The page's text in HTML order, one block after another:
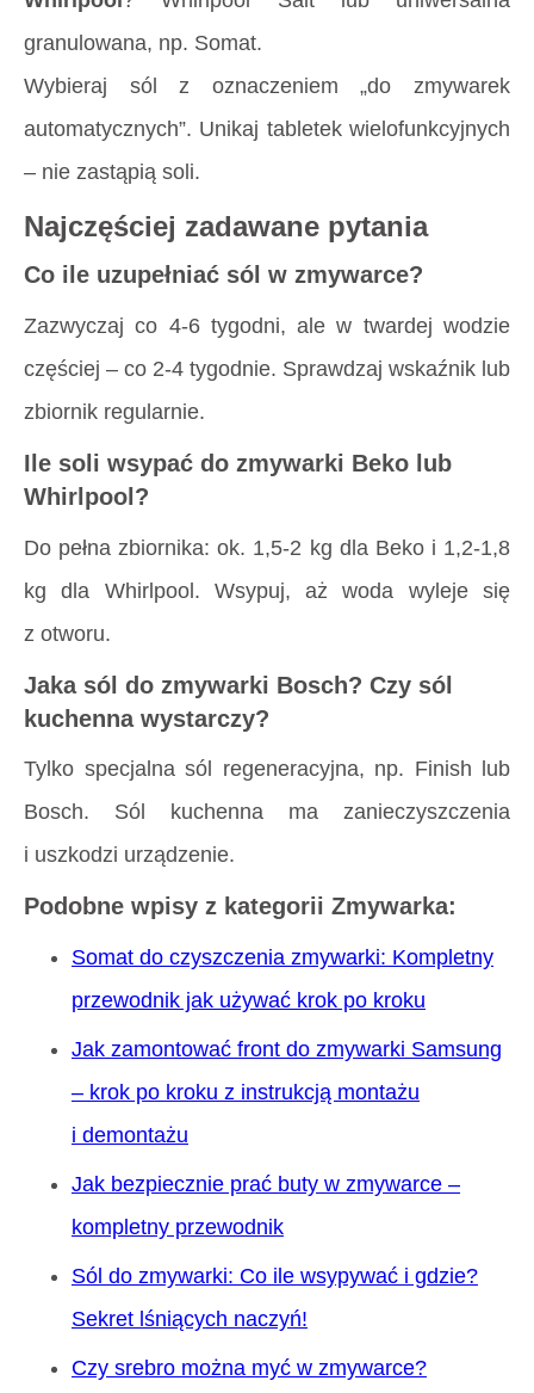
granulowana, np. Somat.
Wybieraj sól z oznaczeniem „do zmywarek
automatycznych”. Unikaj tabletek wielofunkcyjnych
– nie zastąpią soli.
Najczęściej zadawane pytania
Co ile uzupełniać sól w zmywarce?
Zazwyczaj co 4-6 tygodni, ale w twardej wodzie
częściej – co 2-4 tygodnie. Sprawdzaj wskaźnik lub
zbiornik regularnie.
Ile soli wsypać do zmywarki Beko lub
Whirlpool?
Do pełna zbiornika: ok. 1,5-2 kg dla Beko i 1,2-1,8
kg dla Whirlpool. Wsypuj, aż woda wyleje się
z otworu.
Jaka sól do zmywarki Bosch? Czy sól
kuchenna wystarczy?
Tylko specjalna sól regeneracyjna, np. Finish lub
Bosch. Sól kuchenna ma zanieczyszczenia
i uszkodzi urządzenie.
Podobne wpisy z kategorii Zmywarka:
Somat do czyszczenia zmywarki: Kompletny
przewodnik jak używać krok po kroku
Jak zamontować front do zmywarki Samsung
– krok po kroku z instrukcją montażu
i demontażu
Jak bezpiecznie prać buty w zmywarce –
kompletny przewodnik
Sól do zmywarki: Co ile wsypywać i gdzie?
Sekret lśniących naczyń!
Czy srebro można myć w zmywarce?